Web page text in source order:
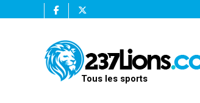
Tous les sports